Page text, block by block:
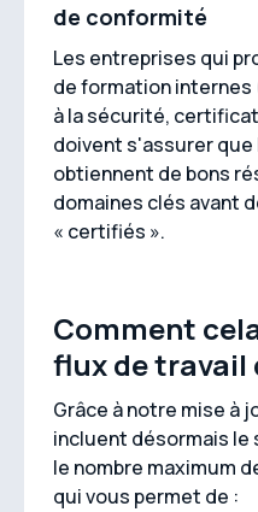
de conformité
Les entreprises qui
de formation
à la sécurité,
doivent s'assurer
obtiennent de bons
domaines clés avant
« certifiés ».
Comment
flux de travail
Grâce à notre mise à
incluent désormais
le nombre maximum
qui vous permet de :